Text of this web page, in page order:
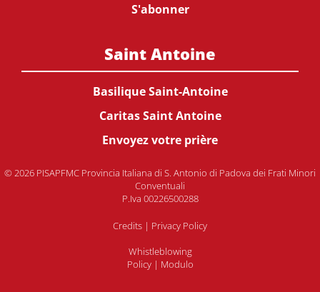
S'abonner
Saint Antoine
Basilique Saint-Antoine
Caritas Saint Antoine
Envoyez votre prière
© 2026 PISAPFMC Provincia Italiana di S. Antonio di Padova dei Frati Minori
Conventuali
P.Iva 00226500288
Credits | Privacy Policy
Whistleblowing
Policy| Modulo